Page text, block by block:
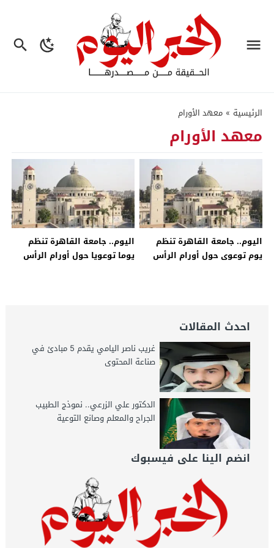
الرئيسية » معهد الأورام
معهد الأورام
اليوم.. جامعة القاهرة تنظم
يوم توعوى حول أورام الرأس
اليوم.. جامعة القاهرة تنظم
يوما توعويا حول أورام الرأس
احدث المقالات
غريب ناصر اليامي يقدم 5 مبادئ في
صناعة المحتوى
الدكتور علي الزرعي.. نموذج الطبيب
الجراح والمعلم وصانع التوعية
انضم الينا على فيسبوك